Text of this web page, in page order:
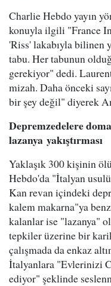
Charlie Hebdo yayın
konuyla ilgili "France
'Riss' lakabıyla bilinen
tabu. Her tabunun
gerekiyor" dedi.
mizah. Daha önceki
bir şey değil" diyerek
Depremzedelere
lazanya yakıştırması
Yaklaşık 300 kişinin
Hebdo'da "İtalyan
Kan revan içindeki
kalem makarna"ya
kalanlar ise "lazanya"
tepkiler üzerine bir
çalışmada da enkaz
İtalyanlara "Evlerinizi
ediyor" şeklinde